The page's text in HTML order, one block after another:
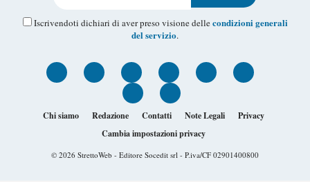
Iscrivendoti dichiari di aver preso visione dellecondizioni generali
del servizio.
Chi siamo Redazione Contatti Note Legali
Privacy
Cambia impostazioni privacy
© 2026 StrettoWeb - Editore Socedit srl - P.iva/CF 02901400800